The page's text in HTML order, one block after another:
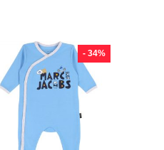
- 34%